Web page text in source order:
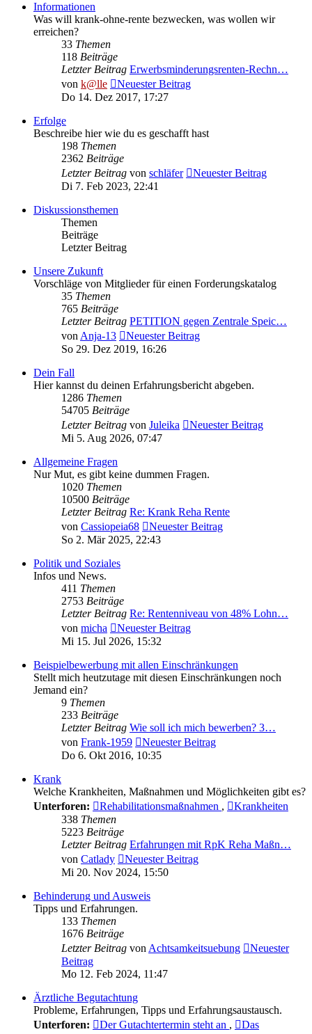
Informationen
Was will krank-ohne-rente bezwecken, was wollen wir
erreichen?
33 Themen
118 Beiträge
Letzter Beitrag Erwerbsminderungsrenten-Rechn…
von k@lle
Neuester Beitrag
Do 14. Dez 2017, 17:27
Erfolge
Beschreibe hier wie du es geschafft hast
198 Themen
2362 Beiträge
Letzter Beitrag von schläfer
Neuester Beitrag
Di 7. Feb 2023, 22:41
Diskussionsthemen
Themen
Beiträge
Letzter Beitrag
Unsere Zukunft
Vorschläge von Mitglieder für einen Forderungskatalog
35 Themen
765 Beiträge
Letzter Beitrag PETITION gegen Zentrale Speic…
von Anja-13
Neuester Beitrag
So 29. Dez 2019, 16:26
Dein Fall
Hier kannst du deinen Erfahrungsbericht abgeben.
1286 Themen
54705 Beiträge
Letzter Beitrag von Juleika
Neuester Beitrag
Mi 5. Aug 2026, 07:47
Allgemeine Fragen
Nur Mut, es gibt keine dummen Fragen.
1020 Themen
10500 Beiträge
Letzter Beitrag Re: Krank Reha Rente
von Cassiopeia68
Neuester Beitrag
So 2. Mär 2025, 22:43
Politik und Soziales
Infos und News.
411 Themen
2753 Beiträge
Letzter Beitrag Re: Rentenniveau von 48% Lohn…
von micha
Neuester Beitrag
Mi 15. Jul 2026, 15:32
Beispielbewerbung mit allen Einschränkungen
Stellt mich heutzutage mit diesen Einschränkungen noch
Jemand ein?
9 Themen
233 Beiträge
Letzter Beitrag Wie soll ich mich bewerben? 3…
von Frank-1959
Neuester Beitrag
Do 6. Okt 2016, 10:35
Krank
Welche Krankheiten, Maßnahmen und Möglichkeiten gibt es?
Unterforen:
Rehabilitationsmaßnahmen ,
Krankheiten
338 Themen
5223 Beiträge
Letzter Beitrag Erfahrungen mit RpK Reha Maßn…
von Catlady
Neuester Beitrag
Mi 20. Nov 2024, 15:50
Behinderung und Ausweis
Tipps und Erfahrungen.
133 Themen
1676 Beiträge
Letzter Beitrag von Achtsamkeitsuebung
Neuester
Beitrag
Mo 12. Feb 2024, 11:47
Ärztliche Begutachtung
Probleme, Erfahrungen, Tipps und Erfahrungsaustausch.
Unterforen:
Der Gutachtertermin steht an ,
Das